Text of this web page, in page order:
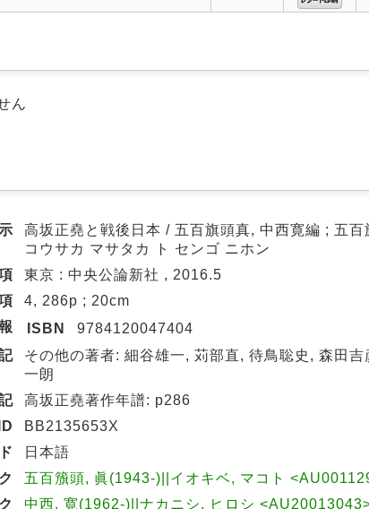
ん
高坂正堯と戦後日本 / 五百旗頭真, 中西寛編 ; 五百
コウサカ マサタカ ト センゴ ニホン
東京 : 中央公論新社 , 2016.5
4, 286p ; 20cm
ISBN
9784120047404
その他の著者: 細谷雄一, 苅部直, 待鳥聡史, 森田
一朗
高坂正堯著作年譜: p286
BB2135653X
日本語
五百籏頭, 眞(1943-)||イオキベ, マコト
中西, 寛(1962-)||ナカニシ, ヒロシ